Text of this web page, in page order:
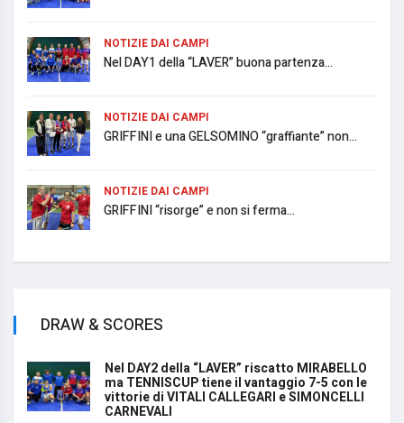
NOTIZIE DAI CAMPI
Nel DAY1 della “LAVER” buona partenza...
NOTIZIE DAI CAMPI
GRIFFINI e una GELSOMINO “graffiante” non...
NOTIZIE DAI CAMPI
GRIFFINI “risorge” e non si ferma...
DRAW & SCORES
Nel DAY2 della “LAVER” riscatto MIRABELLO
ma TENNISCUP tiene il vantaggio 7-5 con le
vittorie di VITALI CALLEGARI e SIMONCELLI
CARNEVALI